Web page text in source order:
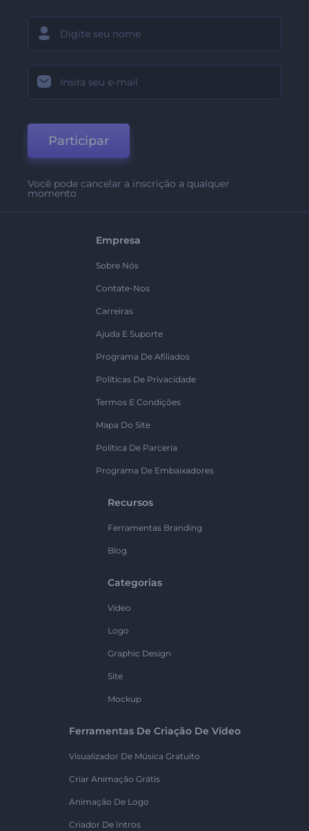
Participar
Você pode cancelar a inscrição a qualquer
momento
Empresa
Sobre Nós
Contate-Nos
Carreiras
Ajuda E Suporte
Programa De Afiliados
Políticas De Privacidade
Termos E Condições
Mapa Do Site
Política De Parceria
Programa De Embaixadores
Recursos
Ferramentas Branding
Blog
Categorias
Vídeo
Logo
Graphic Design
Site
Mockup
Ferramentas De Criação De Vídeo
Visualizador De Música Gratuito
Criar Animação Grátis
Animação De Logo
Criador De Intros